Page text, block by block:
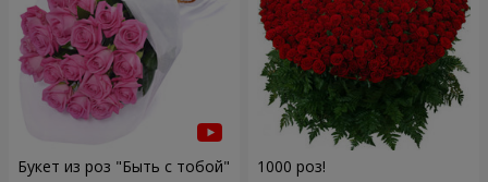
Букет из роз "Быть с тобой" 1000 роз!